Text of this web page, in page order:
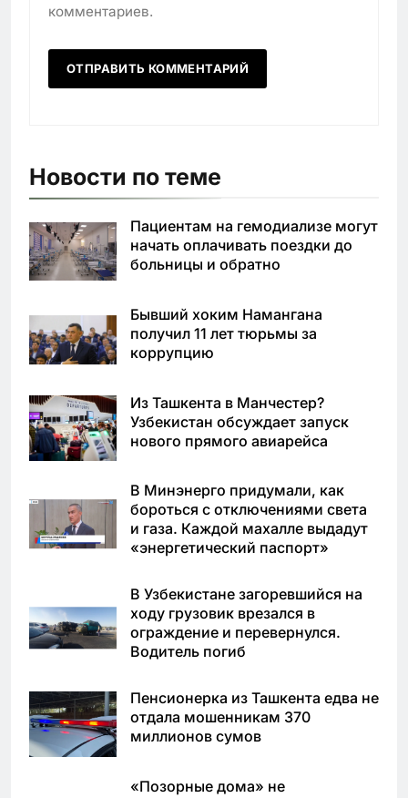
комментариев.
Новости по теме
Пациентам на гемодиализе могут
начать оплачивать поездки до
больницы и обратно
Бывший хоким Намангана
получил 11 лет тюрьмы за
коррупцию
Из Ташкента в Манчестер?
Узбекистан обсуждает запуск
нового прямого авиарейса
В Минэнерго придумали, как
бороться с отключениями света
и газа. Каждой махалле выдадут
«энергетический паспорт»
В Узбекистане загоревшийся на
ходу грузовик врезался в
ограждение и перевернулся.
Водитель погиб
Пенсионерка из Ташкента едва не
отдала мошенникам 370
миллионов сумов
«Позорные дома» не